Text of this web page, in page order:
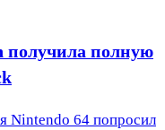
получила полную
Nintendo 64 попросил